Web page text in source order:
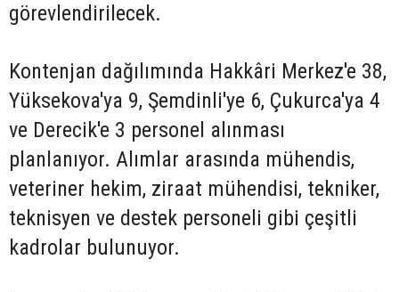
görevlendirilecek.
Kontenjan dağılımında Hakkâri Merkez'e 38,
Yüksekova'ya 9, Şemdinli'ye 6, Çukurca'ya 4
ve Derecik'e 3 personel alınması
planlanıyor. Alımlar arasında mühendis,
veteriner hekim, ziraat mühendisi, tekniker,
teknisyen ve destek personeli gibi çeşitli
kadrolar bulunuyor.